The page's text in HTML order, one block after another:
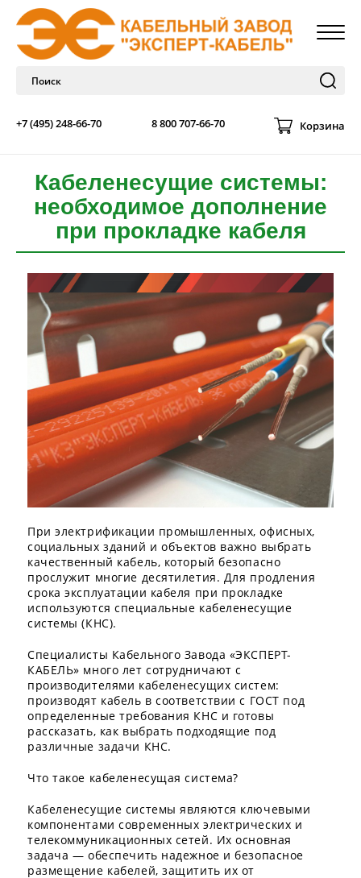
+7 (495) 248-66-70 8 800 707-66-70 Корзина
Кабеленесущие системы:
необходимое дополнение
при прокладке кабеля
При электрификации промышленных, офисных,
социальных зданий и объектов важно выбрать
качественный кабель, который безопасно
прослужит многие десятилетия. Для продления
срока эксплуатации кабеля при прокладке
используются специальные кабеленесущие
системы (КНС).
Специалисты Кабельного Завода «ЭКСПЕРТ-
КАБЕЛЬ» много лет сотрудничают с
производителями кабеленесущих систем:
производят кабель в соответствии с ГОСТ под
определенные требования КНС и готовы
рассказать, как выбрать подходящие под
различные задачи КНС.
Что такое кабеленесущая система?
Кабеленесущие системы являются ключевыми
компонентами современных электрических и
телекоммуникационных сетей. Их основная
задача — обеспечить надежное и безопасное
размещение кабелей, защитить их от